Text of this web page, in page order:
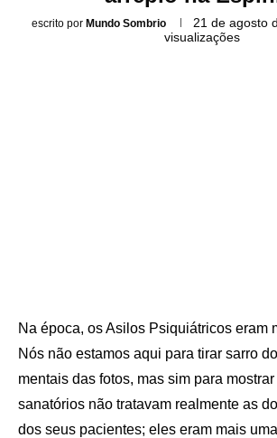
escrito por Mundo Sombrio 21 de agosto
visualizações
Na época, os Asilos Psiquiátricos eram
Nós não estamos aqui para tirar sarro
mentais das fotos, mas sim para
sanatórios não tratavam realmente as
dos seus pacientes; eles eram mais